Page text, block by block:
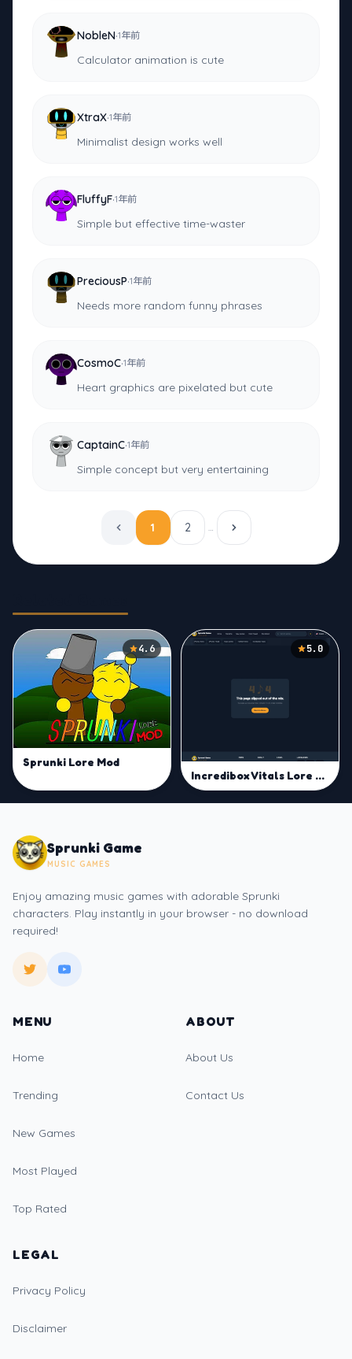
NobleN·1年前
Calculator animation is cute
XtraX·1年前
Minimalist design works well
FluffyF·1年前
Simple but effective time-waster
PreciousP·1年前
Needs more random funny phrases
CosmoC·1年前
Heart graphics are pixelated but cute
CaptainC·1年前
Simple concept but very entertaining
1 2 …
4.6
Sprunki Lore Mod
5.0
Incredibox Vitals Lore Project
Sprunki Game
MUSIC GAMES
Enjoy amazing music games with adorable Sprunki
characters. Play instantly in your browser - no download
required!
MENU
Home
Trending
New Games
Most Played
Top Rated
ABOUT
About Us
Contact Us
LEGAL
Privacy Policy
Disclaimer